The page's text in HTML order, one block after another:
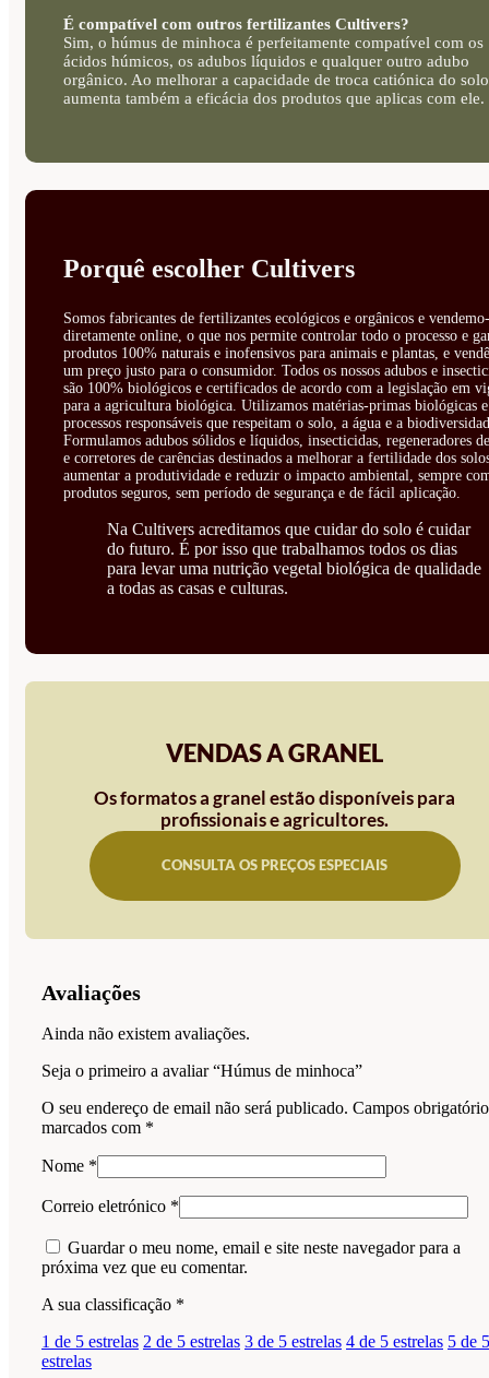
É compatível com outros fertilizantes Cultivers?
Sim, o húmus de minhoca é perfeitamente compatível com os
ácidos húmicos, os adubos líquidos e qualquer outro adubo
orgânico. Ao melhorar a capacidade de troca catiónica do
aumenta também a eficácia dos produtos que aplicas com ele.
Porquê escolher Cultivers
Somos fabricantes de fertilizantes ecológicos e orgânicos e
diretamente online, o que nos permite controlar todo o processo e
produtos 100% naturais e inofensivos para animais e plantas, e
um preço justo para o consumidor. Todos os nossos adubos e
são 100% biológicos e certificados de acordo com a legislação em
para a agricultura biológica. Utilizamos matérias-primas biológicas e
processos responsáveis que respeitam o solo, a água e a
Formulamos adubos sólidos e líquidos, insecticidas, regeneradores
e corretores de carências destinados a melhorar a fertilidade dos
aumentar a produtividade e reduzir o impacto ambiental, sempre
produtos seguros, sem período de segurança e de fácil aplicação.
Na Cultivers acreditamos que cuidar do solo é cuidar
do futuro. É por isso que trabalhamos todos os dias
para levar uma nutrição vegetal biológica de qualidade
a todas as casas e culturas.
VENDAS A GRANEL
Os formatos a granel estão disponíveis para
profissionais e agricultores.
CONSULTA OS PREÇOS ESPECIAIS
Avaliações
Ainda não existem avaliações.
Seja o primeiro a avaliar “Húmus de minhoca”
O seu endereço de email não será publicado. Campos
marcados com *
Nome *
Correio eletrónico *
Guardar o meu nome, email e site neste navegador para a
próxima vez que eu comentar.
A sua classificação *
1 de 5 estrelas 2 de 5 estrelas 3 de 5 estrelas 4 de 5 estrelas 5 de 5
estrelas